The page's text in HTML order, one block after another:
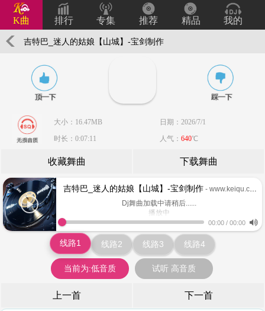
K曲 排行 专集 推荐 精品 我的
吉特巴_迷人的姑娘【山城】-宝剑制作
大小：16.47MB
日期：2026/7/1
时长：0:07:11
人气： 640℃
收藏舞曲 下载舞曲
吉特巴_迷人的姑娘【山城】-宝剑制作 - www.keiqu.com
Dj舞曲加载中请稍后......
播放中
www.keiqu.com
00:00 / 00:00
线路1 线路2 线路3 线路4
当前为:低音质 试听 高音质
上一首 下一首